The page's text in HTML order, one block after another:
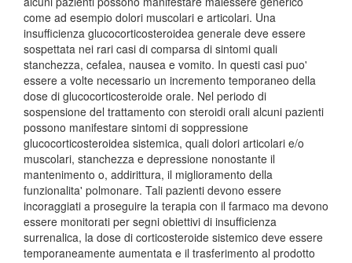
come ad esempio dolori muscolari e articolari. Una
insufficienza glucocorticosteroidea generale deve essere
sospettata nei rari casi di comparsa di sintomi quali
stanchezza, cefalea, nausea e vomito. In questi casi puo'
essere a volte necessario un incremento temporaneo della
dose di glucocorticosteroide orale. Nel periodo di
sospensione del trattamento con steroidi orali alcuni pazienti
possono manifestare sintomi di soppressione
glucocorticosteroidea sistemica, quali dolori articolari e/o
muscolari, stanchezza e depressione nonostante il
mantenimento o, addirittura, il miglioramento della
funzionalita' polmonare. Tali pazienti devono essere
incoraggiati a proseguire la terapia con il farmaco ma devono
essere monitorati per segni obiettivi di insufficienza
surrenalica, la dose di corticosteroide sistemico deve essere
temporaneamente aumentata e il trasferimento al prodotto